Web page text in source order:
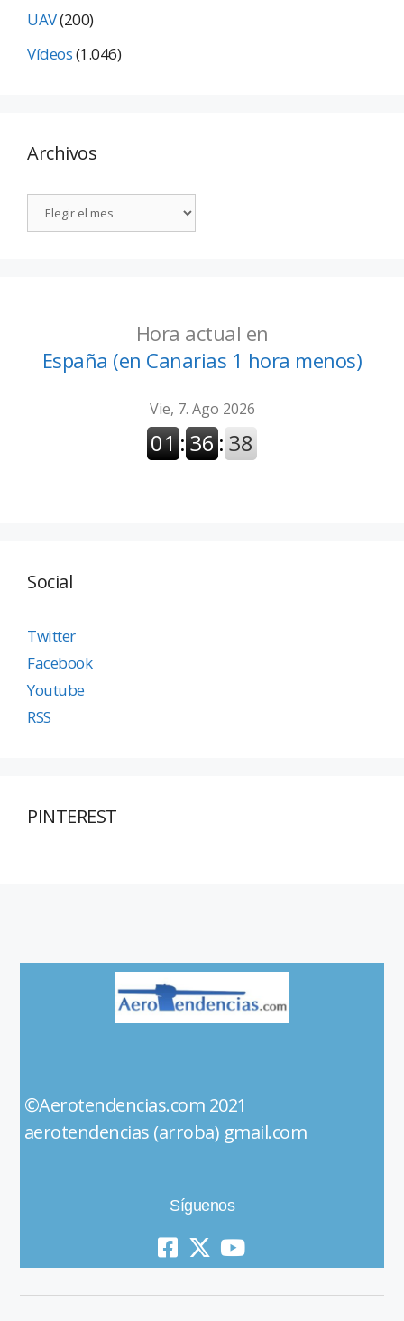
UAV(200)
Vídeos(1.046)
Archivos
Hora actual en
España (en Canarias 1 hora menos)
Social
Twitter
Facebook
Youtube
RSS
PINTEREST
©Aerotendencias.com 2021
aerotendencias (arroba) gmail.com
Síguenos